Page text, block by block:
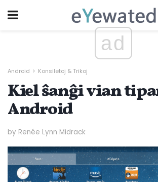
ad
Android Konsiletoj & Trikoj
Kiel ŝanĝi vian
Android
by Renée Lynn Midrack